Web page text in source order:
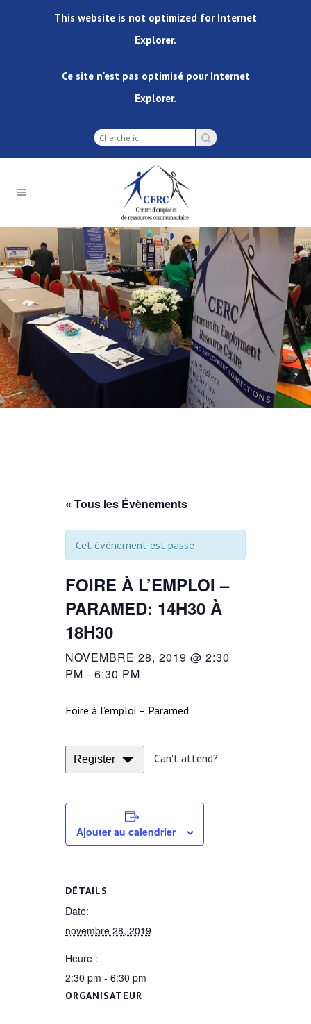
This website is not optimized for Internet
Explorer.
Ce site n'est pas optimisé pour Internet
Explorer.
« Tous les Évènements
Cet évènement est passé
FOIRE À L’EMPLOI –
PARAMED: 14H30 À
18H30
NOVEMBRE 28, 2019 @ 2:30
PM - 6:30 PM
Foire à l’emploi – Paramed
Register Can't attend?
Ajouter au calendrier
DÉTAILS
Date:
novembre 28, 2019
Heure :
2:30 pm - 6:30 pm
ORGANISATEUR